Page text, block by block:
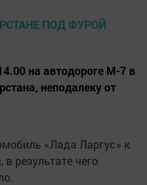
на автодороге М-7 в
неподалеку от
«Лада Ларгус» к
результате чего